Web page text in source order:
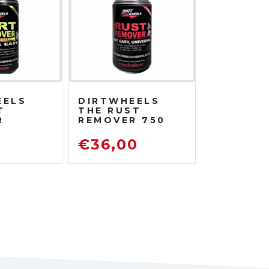
DIRTWHEELS
THE RUST
REMOVER 750
DISOSSIDANTE
RIMUOVI
€36,00